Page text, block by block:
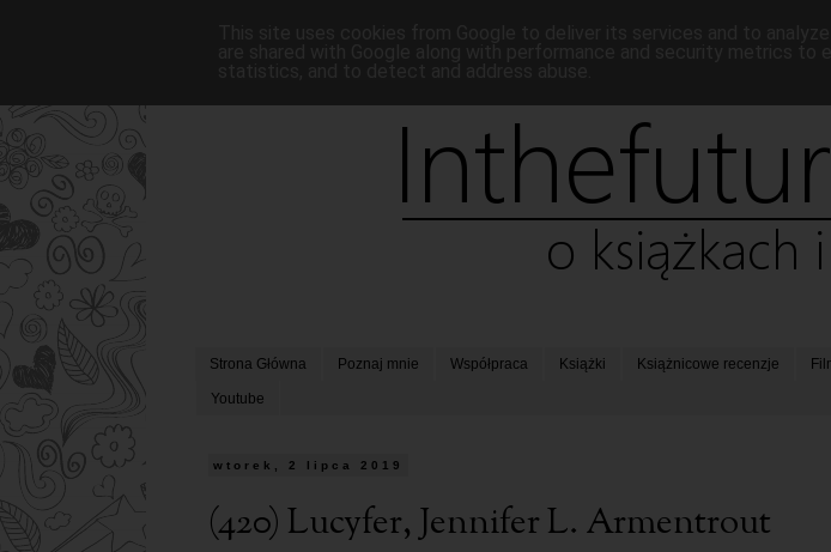
Strona Główna Poznaj mnie Współpraca Książki Książnicowe recenzje
Youtube
wtorek, 2 lipca 2019
(420) Lucyfer, Jennifer L. Armentrout